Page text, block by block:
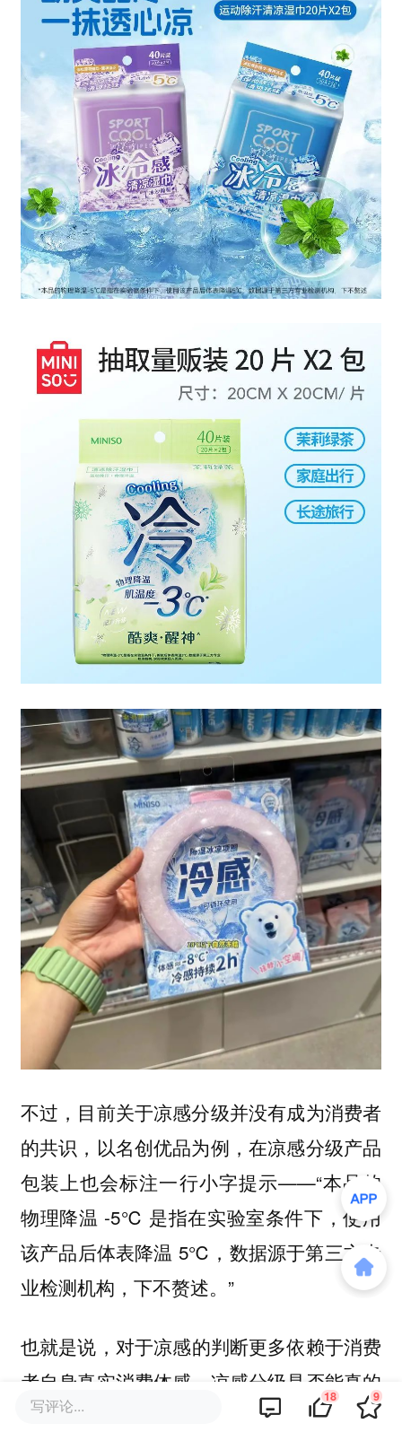
不过，目前关于凉感分级并没有成为消费者
的共识，以名创优品为例，在凉感分级产品
包装上也会标注一行小字提示——“本品的
物理降温 -5℃ 是指在实验室条件下，使用
该产品后体表降温 5℃，数据源于第三方专
业检测机构，下不赘述。”
也就是说， 对于凉感的判断更多依赖于消费
者自身真实消费体感， 凉感分级是否能真的
和常规的湿巾、冷感产品做出区分，还得要
写评论... 18 9